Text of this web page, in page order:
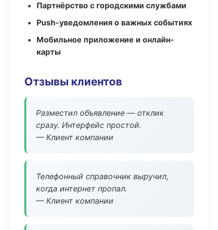
Партнёрство с городскими службами
Push-уведомления о важных событиях
Мобильное приложение и онлайн-
карты
Отзывы клиентов
Разместил объявление — отклик
сразу. Интерфейс простой.
— Клиент компании
Телефонный справочник выручил,
когда интернет пропал.
— Клиент компании